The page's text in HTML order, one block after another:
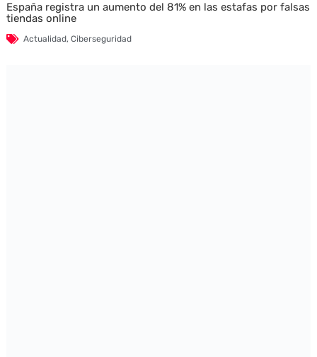
España registra un aumento del 81% en las estafas por falsas
tiendas online
Actualidad, Ciberseguridad